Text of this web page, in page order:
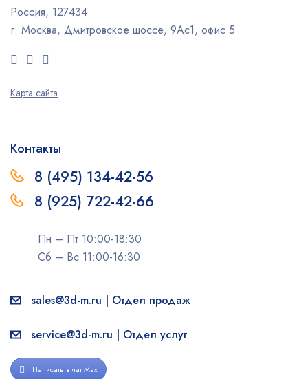
Россия, 127434
г. Москва, Дмитровское шоссе, 9Ас1, офис 5
Карта сайта
Контакты
8 (495) 134-42-56
8 (925) 722-42-66
Пн – Пт 10:00-18:30
Сб – Вс 11:00-16:30
sales@3d-m.ru | Отдел продаж
service@3d-m.ru | Отдел услуг
Написать в чат Max